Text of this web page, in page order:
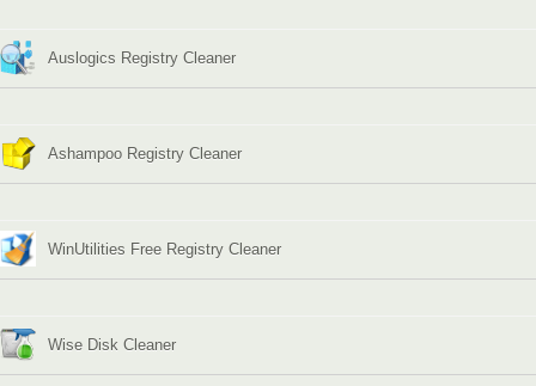
Auslogics Registry Cleaner
Ashampoo Registry Cleaner
WinUtilities Free Registry Cleaner
Wise Disk Cleaner